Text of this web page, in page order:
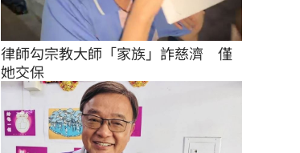
律師勾宗教大師「家族」詐慈濟　僅
她交保